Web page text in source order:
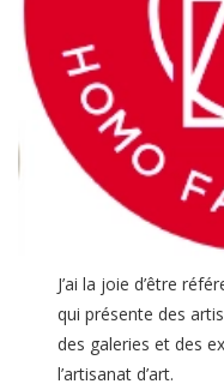
J’ai la joie d’être
qui présente des
des galeries et des
l’artisanat d’art.